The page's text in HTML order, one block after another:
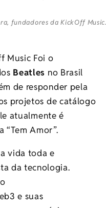
fundadores da KickOff
Music Foi o
Beatles no Brasil
de responder pela
projetos de catálogo
atualmente é
“Tem Amor”.
vida toda e
da tecnologia.
e suas